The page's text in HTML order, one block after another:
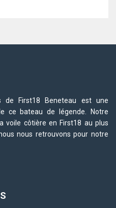
de First18 Beneteau est une
ce bateau de légende. Notre
voile côtière en First18 au plus
nous retrouvons pour notre